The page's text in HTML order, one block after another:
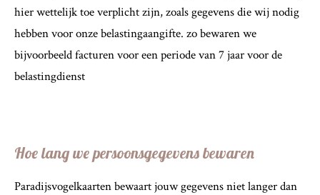
hier wettelijk toe verplicht zijn, zoals gegevens die wij nodig
hebben voor onze belastingaangifte. zo bewaren we
bijvoorbeeld facturen voor een periode van 7 jaar voor de
belastingdienst
Hoe lang we persoonsgegevens bewaren
Paradijsvogelkaarten bewaart jouw gegevens niet langer dan